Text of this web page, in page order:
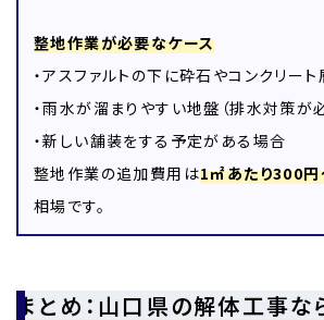
整地作業が必要なケース
・アスファルトの下に砕石やコンクリー
・雨水が溜まりやすい地盤（排水対策が
・新しい舗装をする予定がある場合
整地作業の追加費用は1㎡あたり300
相場です。
まとめ：山口県の解体工事